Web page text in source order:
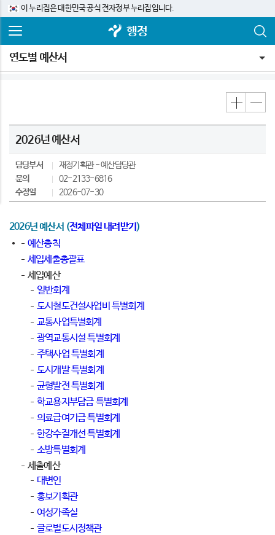
이 누리집은 대한민국 공식 전자정부 누리집입니다.
행정
연도별 예산서
2026년 예산서
담당부서 재정기획관
예산담당관
문의
02-2133-6816
수정일
2026-07-30
2026년 예산서 (전체파일 내려받기 )
예산총칙
세입세출총괄표
세입예산
일반회계
도시철도건설사업비 특별회계
교통사업특별회계
광역교통시설 특별회계
주택사업 특별회계
도시개발 특별회계
균형발전 특별회계
학교용지부담금 특별회계
의료급여기금 특별회계
한강수질개선 특별회계
소방특별회계
세출예산
대변인
홍보기획관
여성가족실
글로벌도시정책관